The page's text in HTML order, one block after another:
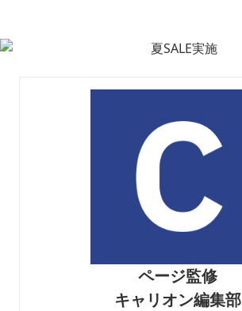
ページ監修
キャリオン編集部